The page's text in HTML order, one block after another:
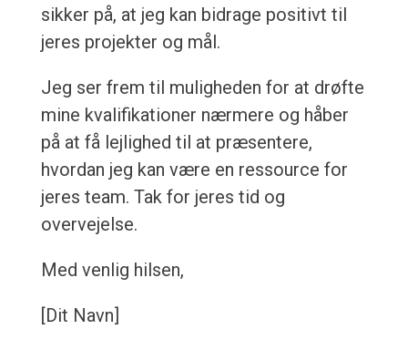
sikker på, at jeg kan bidrage positivt til
jeres projekter og mål.
Jeg ser frem til muligheden for at drøfte
mine kvalifikationer nærmere og håber
på at få lejlighed til at præsentere,
hvordan jeg kan være en ressource for
jeres team. Tak for jeres tid og
overvejelse.
Med venlig hilsen,
[Dit Navn]